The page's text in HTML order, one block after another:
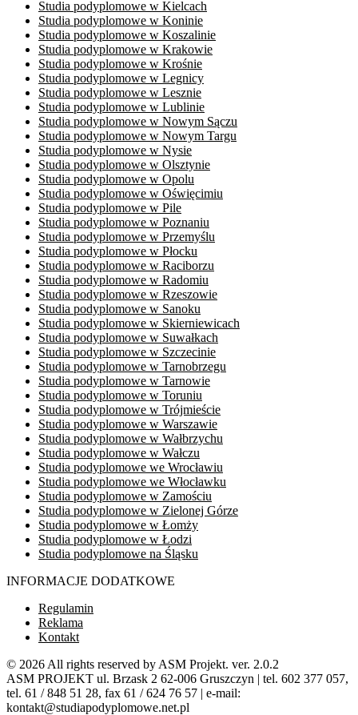
Studia podyplomowe w Kielcach
Studia podyplomowe w Koninie
Studia podyplomowe w Koszalinie
Studia podyplomowe w Krakowie
Studia podyplomowe w Krośnie
Studia podyplomowe w Legnicy
Studia podyplomowe w Lesznie
Studia podyplomowe w Lublinie
Studia podyplomowe w Nowym Sączu
Studia podyplomowe w Nowym Targu
Studia podyplomowe w Nysie
Studia podyplomowe w Olsztynie
Studia podyplomowe w Opolu
Studia podyplomowe w ​Oświęcimiu
Studia podyplomowe w Pile
Studia podyplomowe w Poznaniu
Studia podyplomowe w Przemyślu
Studia podyplomowe w Płocku
Studia podyplomowe w ​Raciborzu
Studia podyplomowe w Radomiu
Studia podyplomowe w Rzeszowie
Studia podyplomowe w Sanoku
Studia podyplomowe w Skierniewicach
Studia podyplomowe w Suwałkach
Studia podyplomowe w Szczecinie
Studia podyplomowe w ​Tarnobrzegu
Studia podyplomowe w ​Tarnowie
Studia podyplomowe w Toruniu
Studia podyplomowe w Trójmieście
Studia podyplomowe w Warszawie
Studia podyplomowe w ​Wałbrzychu
Studia podyplomowe w ​Wałczu
Studia podyplomowe we Wrocławiu
Studia podyplomowe we ​Włocławku
Studia podyplomowe w ​Zamościu
Studia podyplomowe w Zielonej Górze
Studia podyplomowe w Łomży
Studia podyplomowe w Łodzi
Studia podyplomowe na Śląsku
INFORMACJE DODATKOWE
Regulamin
Reklama
Kontakt
© 2026 All rights reserved by ASM Projekt. ver. 2.0.2
ASM PROJEKT ul. Brzask 2 62-006 Gruszczyn | tel. 602 377 057,
tel. 61 / 848 51 28, fax 61 / 624 76 57 | e-mail:
kontakt@studiapodyplomowe.net.pl